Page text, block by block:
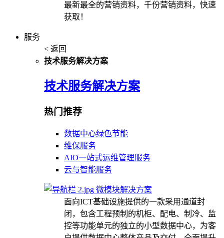
最新最全的营销资料，千份营销资料，快速
获取！
服务
< 返回
技术服务解决方案
技术服务解决方案
热门推荐
数据中心绿色节能
维保服务
AIO一站式运维管理服务
云与智能服务
微模块解决方案
面向ICT基础设施提供的一款采用通道封
闭，包含工程预制的机柜、配电、制冷、监
控等功能单元的独立的小型数据中心，为客